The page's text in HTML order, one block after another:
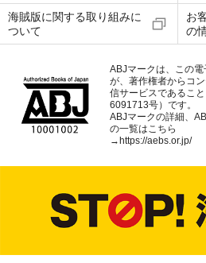
海賊版に関する取り組みに
ついて
お
の
ABJマークは、この
が、著作権者からコ
信サービスであるこ
6091713号）です。
ABJマークの詳細、
の一覧はこちら
→https://aebs.or.jp/